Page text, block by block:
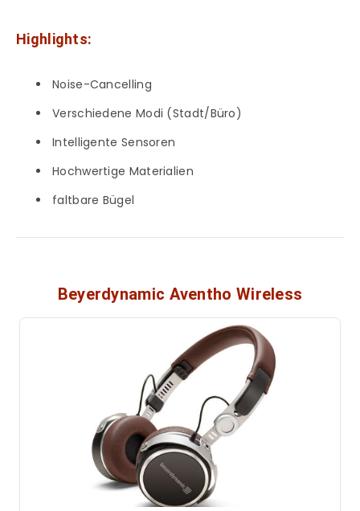
Highlights:
Noise-Cancelling
Verschiedene Modi (Stadt/Büro)
Intelligente Sensoren
Hochwertige Materialien
faltbare Bügel
Beyerdynamic Aventho Wireless